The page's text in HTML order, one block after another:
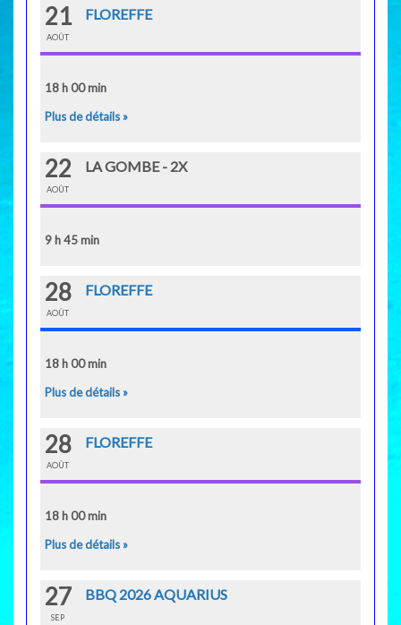
21
AOÛT
FLOREFFE
18 h 00 min
Plus de détails »
22
AOÛT
LA GOMBE - 2X
9 h 45 min
28
AOÛT
FLOREFFE
18 h 00 min
Plus de détails »
28
AOÛT
FLOREFFE
18 h 00 min
Plus de détails »
27
SEP
BBQ 2026 AQUARIUS